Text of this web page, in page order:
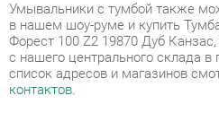
Материал
Цвет
Ширина, мм